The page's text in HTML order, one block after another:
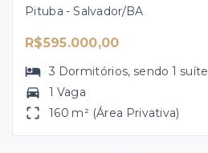
Pituba - Salvador/BA
R$595.000,00
3 Dormitórios, sendo1 suíte
1 Vaga
160 m² (Área Privativa)